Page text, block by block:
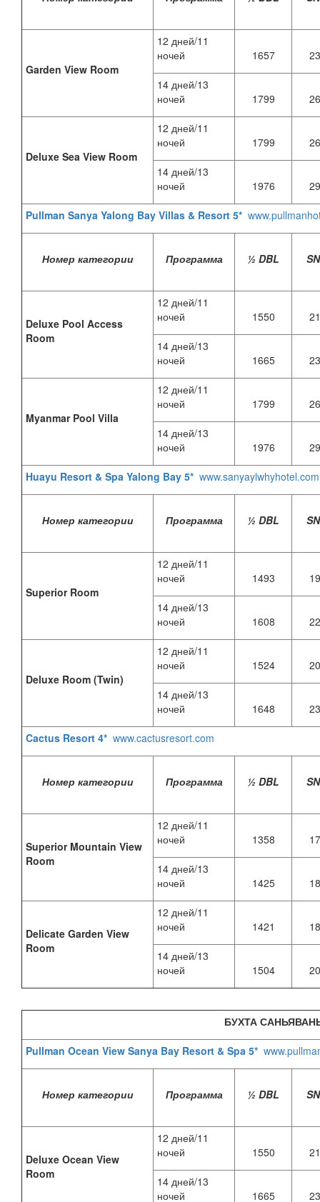
Garden View Room
12 дней/11
ночей
1657
14 дней/13
ночей
1799
Deluxe Sea View Room
12 дней/11
ночей
1799
14 дней/13
ночей
1976
Pullman Sanya Yalong Bay Villas & Resort 5*
Номер категории Программа ½ DBL
Deluxe Pool Access
Room
12 дней/11
ночей
1550
14 дней/13
ночей
1665
Myanmar Pool Villa
12 дней/11
ночей
1799
14 дней/13
ночей
1976
Huayu Resort & Spa Yalong Bay 5* www.sanyaylwhyhotel.com
Номер категории Программа ½ DBL
Superior Room
12 дней/11
ночей
1493
14 дней/13
ночей
1608
Deluxe Room (Twin)
12 дней/11
ночей
1524
14 дней/13
ночей
1648
Cactus Resort 4* www.cactusresort.com
Номер категории Программа ½ DBL
Superior Mountain View
Room
12 дней/11
ночей
1358
14 дней/13
ночей
1425
Delicate Garden View
Room
12 дней/11
ночей
1421
14 дней/13
ночей
1504
БУХТА
Pullman Ocean View Sanya Bay Resort & Spa 5*
Номер категории Программа ½ DBL
Deluxe Ocean View
Room
12 дней/11
ночей
1550
14 дней/13
ночей
1665